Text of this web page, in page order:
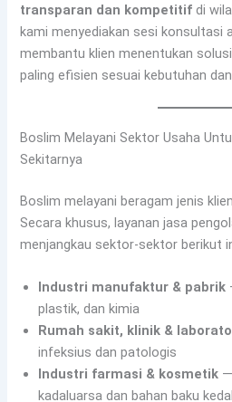
transparan dan kompetitif di
kami menyediakan sesi konsultasi
membantu klien menentukan
paling efisien sesuai kebutuhan
Boslim Melayani Sektor Usaha
Sekitarnya
Boslim melayani beragam jenis
Secara khusus, layanan jasa
menjangkau sektor-sektor berikut
Industri manufaktur & pabrik
plastik, dan kimia
Rumah sakit, klinik &
infeksius dan patologis
Industri farmasi & kosmetik
kadaluarsa dan bahan baku